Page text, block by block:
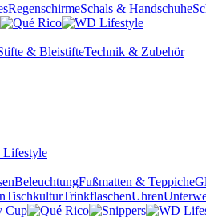
RegenschirmeSchals & Handschuhe
& BleistifteTechnik & Zubehör
BeleuchtungFußmatten & Teppiche
TischkulturTrinkflaschenUhren